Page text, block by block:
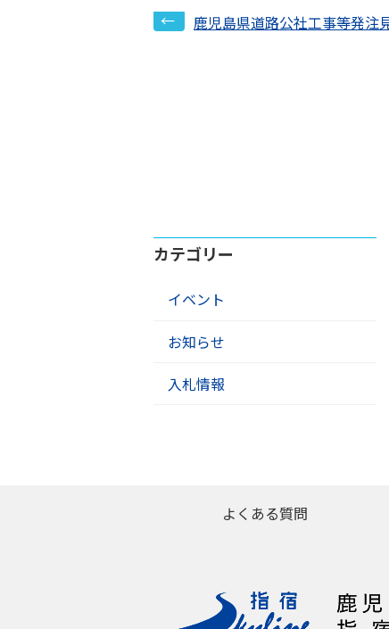
鹿児島県道路公社工事等発注
カテゴリー
イベント
お知らせ
入札情報
よくある質問